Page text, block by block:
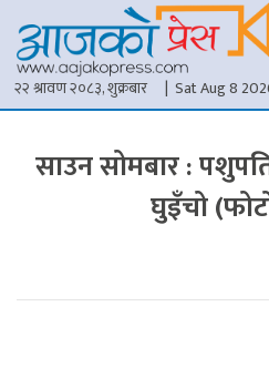
२२ श्रावण २०८३, शुक्रबार | Sat Aug 8
साउन सोमबार :
घुइँचो